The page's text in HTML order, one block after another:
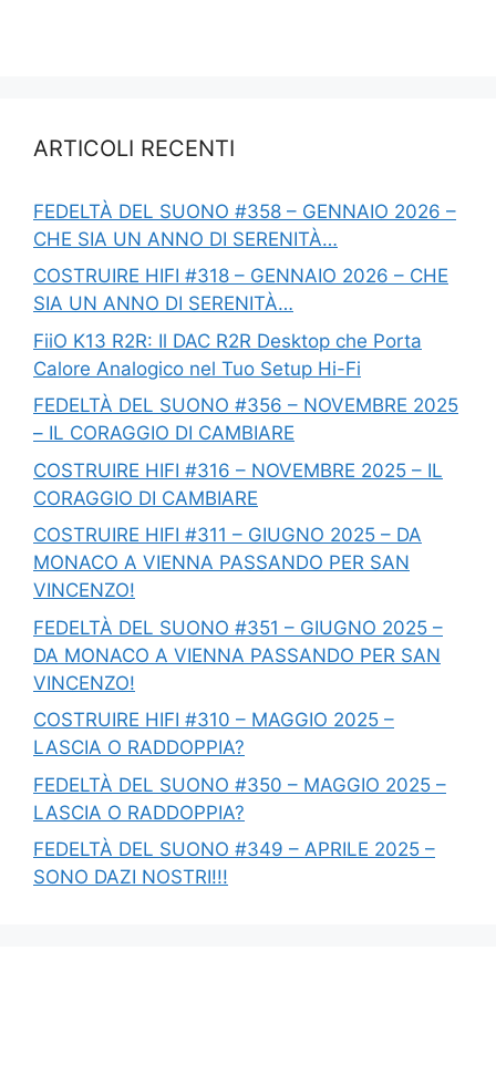
ARTICOLI RECENTI
FEDELTÀ DEL SUONO #358 – GENNAIO 2026 –
CHE SIA UN ANNO DI SERENITÀ…
COSTRUIRE HIFI #318 – GENNAIO 2026 – CHE
SIA UN ANNO DI SERENITÀ…
FiiO K13 R2R: Il DAC R2R Desktop che Porta
Calore Analogico nel Tuo Setup Hi-Fi
FEDELTÀ DEL SUONO #356 – NOVEMBRE 2025
– IL CORAGGIO DI CAMBIARE
COSTRUIRE HIFI #316 – NOVEMBRE 2025 – IL
CORAGGIO DI CAMBIARE
COSTRUIRE HIFI #311 – GIUGNO 2025 – DA
MONACO A VIENNA PASSANDO PER SAN
VINCENZO!
FEDELTÀ DEL SUONO #351 – GIUGNO 2025 –
DA MONACO A VIENNA PASSANDO PER SAN
VINCENZO!
COSTRUIRE HIFI #310 – MAGGIO 2025 –
LASCIA O RADDOPPIA?
FEDELTÀ DEL SUONO #350 – MAGGIO 2025 –
LASCIA O RADDOPPIA?
FEDELTÀ DEL SUONO #349 – APRILE 2025 –
SONO DAZI NOSTRI!!!